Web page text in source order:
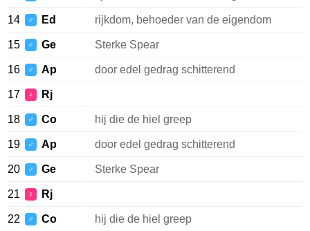
14 ♂ Ed rijkdom, behoeder van de eigendom
15 ♂ Ge Sterke Spear
16 ♂ Ap door edel gedrag schitterend
17 ♀ Rj
18 ♂ Co hij die de hiel greep
19 ♂ Ap door edel gedrag schitterend
20 ♂ Ge Sterke Spear
21 ♀ Rj
22 ♂ Co hij die de hiel greep